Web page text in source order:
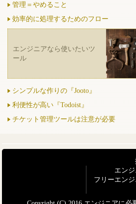
管理＝やめること
効率的に処理するためのフロー
エンジニアなら使いたいツ
ール
シンプルな作りの『Jooto』
利便性が高い『Todoist』
チケット管理ツールは注意が必要
エン
フリーエン